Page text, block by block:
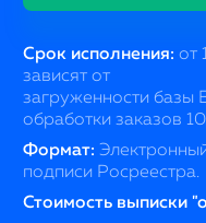
Срок исполнения: от
зависят от
загруженности базы
обработки заказов
Формат:
подписи Росреестра.
Стоимость выписки